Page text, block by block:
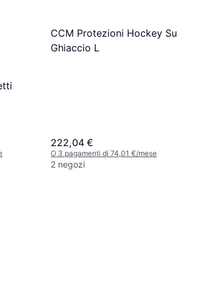
CCM Protezioni Hockey Su
Ghiaccio L
222,04 €
O 3 pagamenti di 74,01 €/mese
2 negozi